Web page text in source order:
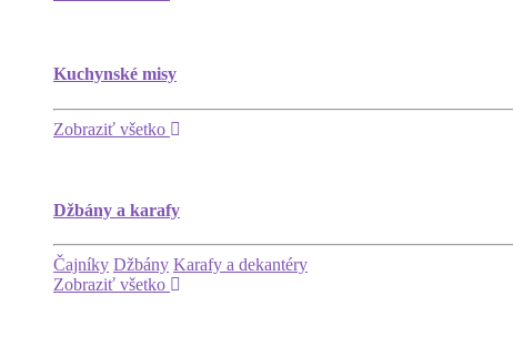
Kuchynské misy
Zobraziť všetko
Džbány a karafy
Čajníky Džbány Karafy a dekantéry
Zobraziť všetko